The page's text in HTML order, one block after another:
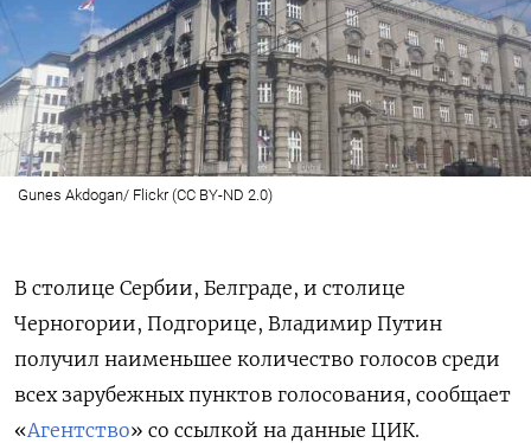
Gunes Akdogan/ Flickr (CC BY-ND 2.0)
В столице Сербии, Белграде, и столице
Черногории, Подгорице, Владимир Путин
получил наименьшее количество голосов среди
всех зарубежных пунктов голосования, сообщает
«Агентство» со ссылкой на данные ЦИК.